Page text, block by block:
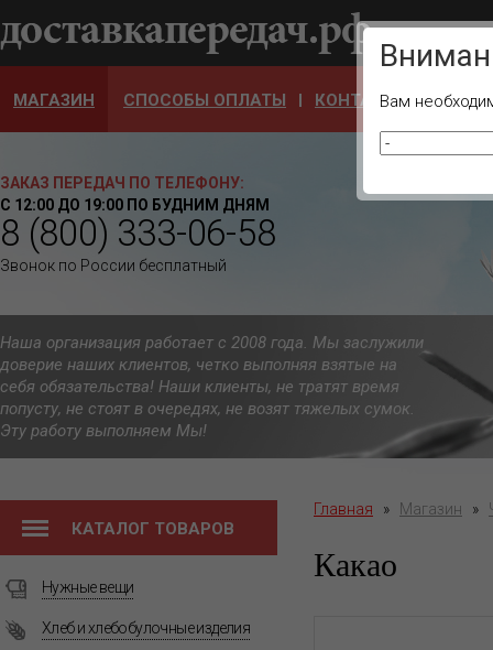
Ваш
МАГАЗИН СПОСОБЫ ОПЛАТЫ КОНТАКТЫ
ЗАКАЗ ПЕРЕДАЧ ПО ТЕЛЕФОНУ:
С 12:00 ДО 19:00 ПО БУДНИМ ДНЯМ
8 (800) 333-06-58
Звонок по России бесплатный
Наша организация работает с 2008 года. Мы заслужили
доверие наших клиентов, четко выполняя взятые на
себя обязательства! Наши клиенты, не тратят время
попусту, не стоят в очередях, не возят тяжелых сумок.
Эту работу выполняем Мы!
КАТАЛОГ ТОВАРОВ
Нужные вещи
Хлеб и хлебобулочные изделия
Главная » Магазин »
Какао
Вам